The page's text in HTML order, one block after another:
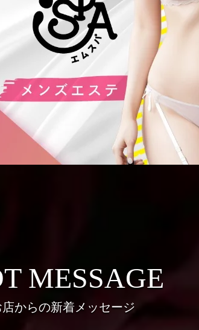
MESSAGE
店からの新着メッセージ